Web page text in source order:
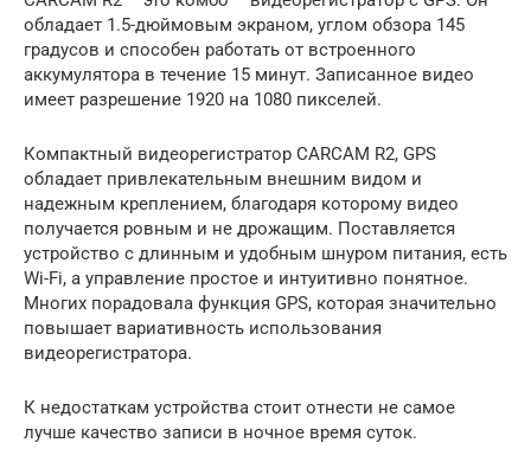
обладает 1.5-дюймовым экраном, углом обзора 145
градусов и способен работать от встроенного
аккумулятора в течение 15 минут. Записанное видео
имеет разрешение 1920 на 1080 пикселей.
Компактный видеорегистратор CARCAM R2, GPS
обладает привлекательным внешним видом и
надежным креплением, благодаря которому видео
получается ровным и не дрожащим. Поставляется
устройство с длинным и удобным шнуром питания, есть
Wi-Fi, а управление простое и интуитивно понятное.
Многих порадовала функция GPS, которая значительно
повышает вариативность использования
видеорегистратора.
К недостаткам устройства стоит отнести не самое
лучше качество записи в ночное время суток.